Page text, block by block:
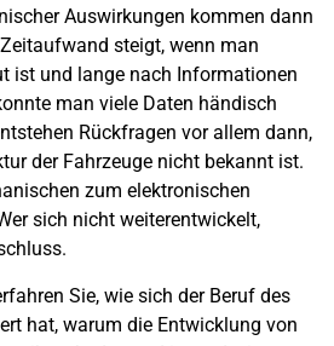
Auswirkungen kommen dann
steigt, wenn man
ist und lange nach Informationen
man viele Daten händisch
Rückfragen vor allem dann,
der Fahrzeuge nicht bekannt ist.
zum elektronischen
sich nicht weiterentwickelt,
Sie, wie sich der Beruf des
hat, warum die Entwicklung von